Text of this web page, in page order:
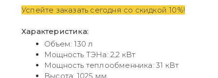
Успейте заказать сегодня со скидкой 10%!
Характеристика:
Объем: 130 л
Мощность ТЭНа: 2,2 кВт
Мощность теплообменника: 31 кВт
Высота: 1025 мм